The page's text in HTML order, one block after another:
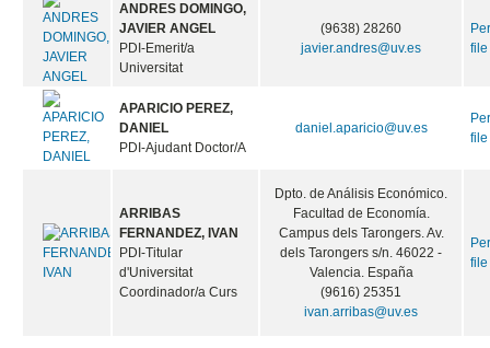
ANDRES DOMINGO,
JAVIER ANGEL
PDI-Emerit/a
Universitat
(9638) 28260
javier.andres@uv.es
file
APARICIO PEREZ,
DANIEL
PDI-Ajudant Doctor/A
daniel.aparicio@uv.es
file
ARRIBAS
FERNANDEZ, IVAN
PDI-Titular
d'Universitat
Coordinador/a Curs
Dpto. de Análisis Económico.
Facultad de Economía.
Campus dels Tarongers. Av.
dels Tarongers s/n. 46022 -
Valencia. España
(9616) 25351
ivan.arribas@uv.es
file